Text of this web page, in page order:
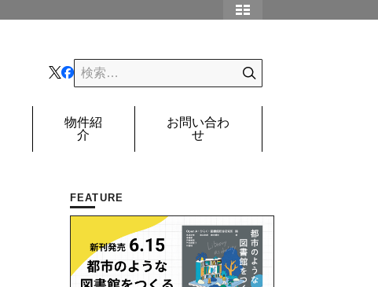
物件紹
介
お問い合わ
せ
FEATURE